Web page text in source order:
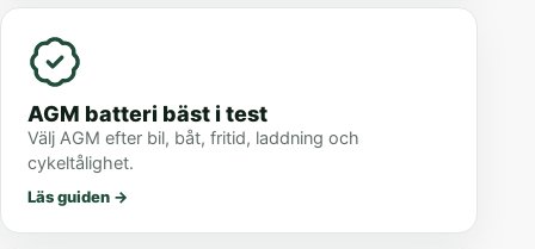
AGM batteri bäst i test
Välj AGM efter bil, båt, fritid, laddning och
cykeltålighet.
Läs guiden →